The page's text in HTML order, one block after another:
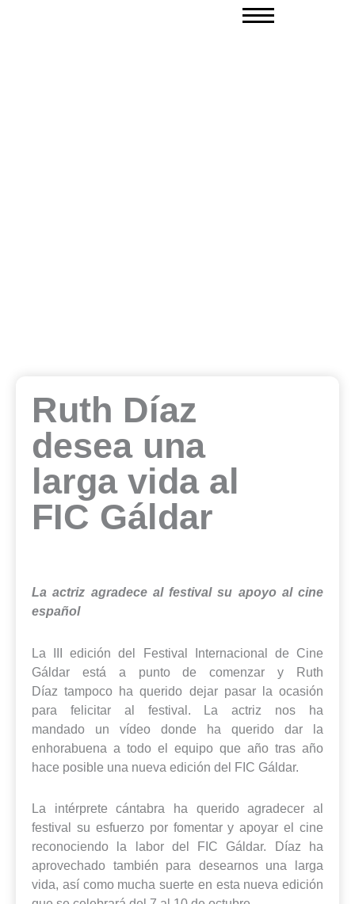
Ruth Díaz
desea una
larga vida al
FIC Gáldar
La actriz agradece al festival su apoyo al cine
español
La III edición del Festival Internacional de Cine
Gáldar está a punto de comenzar y Ruth
Díaz tampoco ha querido dejar pasar la ocasión
para felicitar al festival. La actriz nos ha
mandado un vídeo donde ha querido dar la
enhorabuena a todo el equipo que año tras año
hace posible una nueva edición del FIC Gáldar.
La intérprete cántabra ha querido agradecer al
festival su esfuerzo por fomentar y apoyar el cine
reconociendo la labor del FIC Gáldar. Díaz ha
aprovechado también para desearnos una larga
vida, así como mucha suerte en esta nueva edición